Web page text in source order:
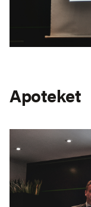
Apoteket